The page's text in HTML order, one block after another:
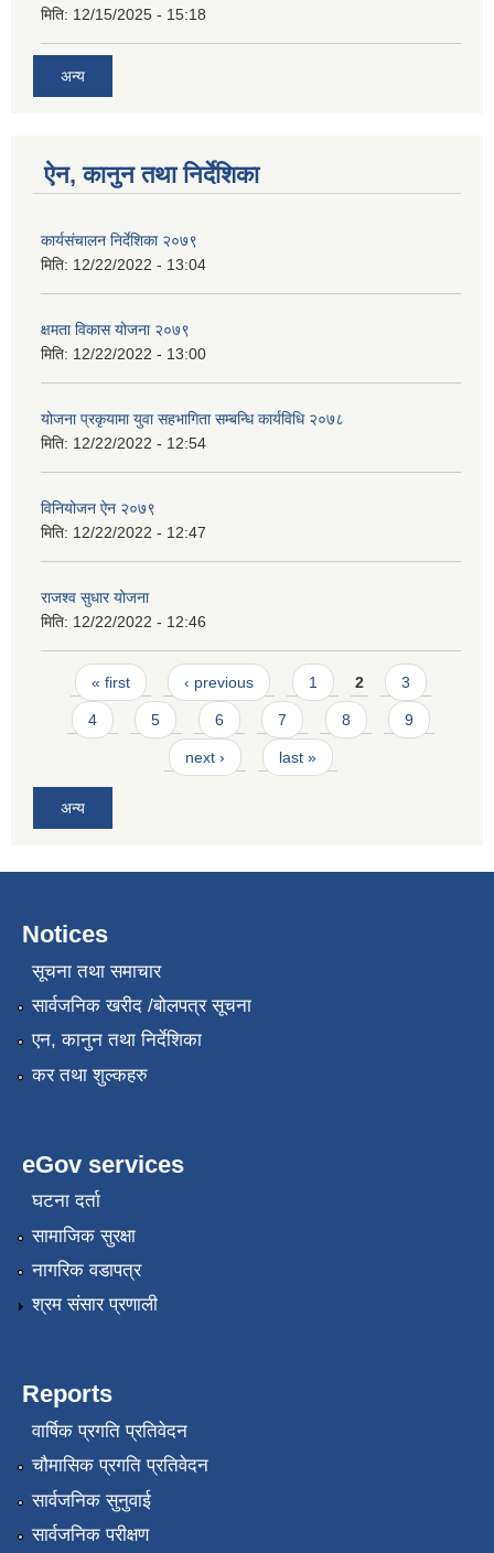
मिति: 12/15/2025 - 15:18
अन्य
ऐन, कानुन तथा निर्देशिका
कार्यसंचालन निर्देशिका २०७९
मिति: 12/22/2022 - 13:04
क्षमता विकास योजना २०७९
मिति: 12/22/2022 - 13:00
योजना प्रकृयामा युवा सहभागिता सम्बन्धि कार्यविधि २०७८
मिति: 12/22/2022 - 12:54
विनियोजन ऐन २०७९
मिति: 12/22/2022 - 12:47
राजश्व सुधार योजना
मिति: 12/22/2022 - 12:46
Pages
« first ‹ previous 1 2 3
4 5 6 7 8 9
next › last »
अन्य
Notices
सूचना तथा समाचार
सार्वजनिक खरीद /बोलपत्र सूचना
एन, कानुन तथा निर्देशिका
कर तथा शुल्कहरु
eGov services
घटना दर्ता
सामाजिक सुरक्षा
नागरिक वडापत्र
श्रम संसार प्रणाली
Reports
वार्षिक प्रगति प्रतिवेदन
चौमासिक प्रगति प्रतिवेदन
सार्वजनिक सुनुवाई
सार्वजनिक परीक्षण